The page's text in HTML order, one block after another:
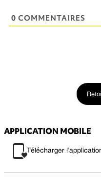
0 COMMENTAIRES
APPLICATION MOBILE
Télécharger